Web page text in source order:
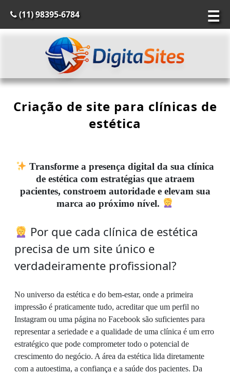
☰
(11) 98395-6784
Criação de site para clínicas de
estética
Transforme a presença digital da sua clínica
de estética com estratégias que atraem
pacientes, constroem autoridade e elevam sua
marca ao próximo nível.
Por que cada clínica de estética
precisa de um site único e
verdadeiramente profissional?
No universo da estética e do bem-estar, onde a primeira
impressão é praticamente tudo, acreditar que um perfil no
Instagram ou uma página no Facebook são suficientes para
representar a seriedade e a qualidade de uma clínica é um erro
estratégico que pode comprometer todo o potencial de
crescimento do negócio. A área da estética lida diretamente
com a autoestima, a confiança e a saúde dos pacientes. Da